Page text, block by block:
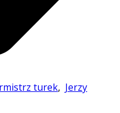
turek, Jerzy